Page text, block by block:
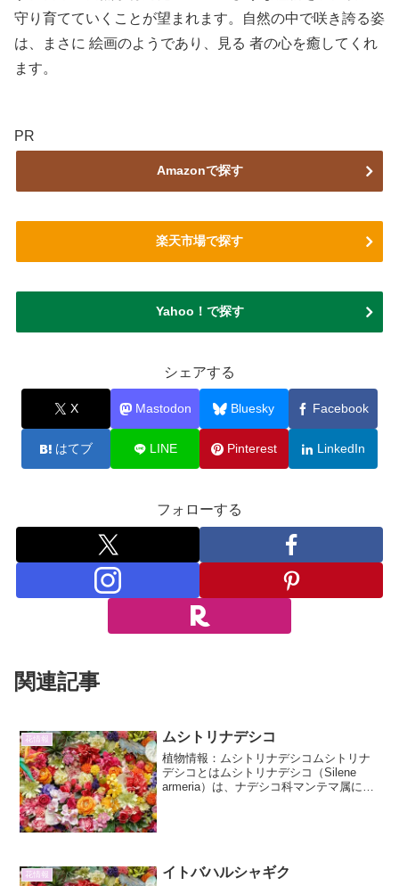
守り育てていくことが望まれます。自然の中で咲き誇る姿
は、まさに 絵画のようであり、見る 者の心を癒してくれ
ます。
PR
Amazonで探す
楽天市場で探す
Yahoo！で探す
シェアする
X Mastodon Bluesky Facebook
はてブ LINE Pinterest LinkedIn
フォローする
関連記事
花情報 ムシトリナデシコ
植物情報：ムシトリナデシコムシトリナ
デシコとはムシトリナデシコ（Silene
armeria）は、ナデシコ科マンテマ属に属
花情報 イトバハルシャギク